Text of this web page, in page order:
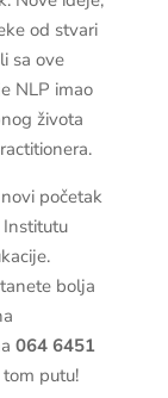
od stvari
sa ove
NLP imao
života
početak
bolja
064 6451
putu!